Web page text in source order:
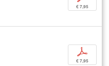
€ 7,95
p
€ 7,95